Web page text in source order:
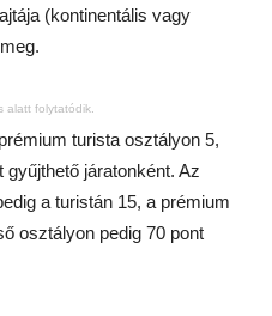
(kontinentális vagy
alatt folytatódik.
turista osztályon 5,
járatonként. Az
a turistán 15, a prémium
osztályon pedig 70 pont